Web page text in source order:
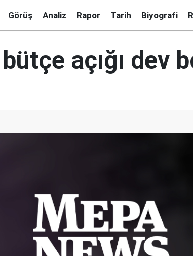
Görüş Analiz Rapor Tarih Biyografi
açığı dev